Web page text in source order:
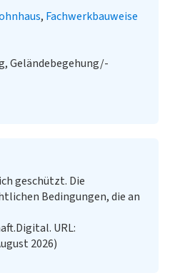
Fachwerkbauweise
Geländebegehung/-
geschützt. Die
Bedingungen, die an
URL:
2026)